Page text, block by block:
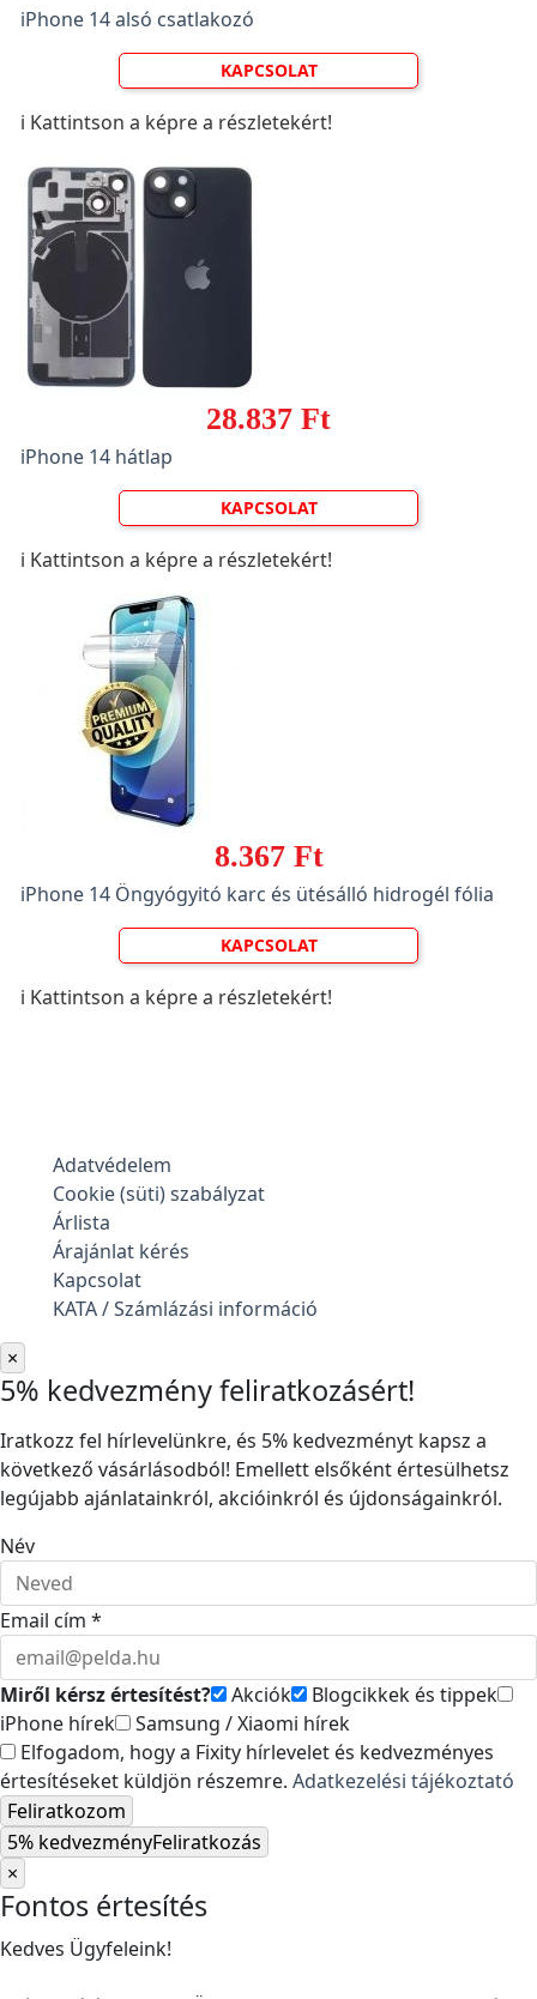
iPhone 14 alsó csatlakozó
KAPCSOLAT
ℹ️ Kattintson a képre a részletekért!
28.837 Ft
iPhone 14 hátlap
KAPCSOLAT
ℹ️ Kattintson a képre a részletekért!
8.367 Ft
iPhone 14 Öngyógyitó karc és ütésálló hidrogél fólia
KAPCSOLAT
ℹ️ Kattintson a képre a részletekért!
Adatvédelem
Cookie (süti) szabályzat
Árlista
Árajánlat kérés
Kapcsolat
KATA / Számlázási információ
×
5% kedvezmény feliratkozásért!
Iratkozz fel hírlevelünkre, és 5% kedvezményt kapsz a
következő vásárlásodból! Emellett elsőként értesülhetsz
legújabb ajánlatainkról, akcióinkról és újdonságainkról.
Név
Email cím *
Miről kérsz értesítést? Akciók
Blogcikkek és tippek
iPhone hírek
Samsung / Xiaomi hírek
Elfogadom, hogy a Fixity hírlevelet és kedvezményes
értesítéseket küldjön részemre. Adatkezelési tájékoztató
Feliratkozom
5% kedvezményFeliratkozás
×
Fontos értesítés
Kedves Ügyfeleink!